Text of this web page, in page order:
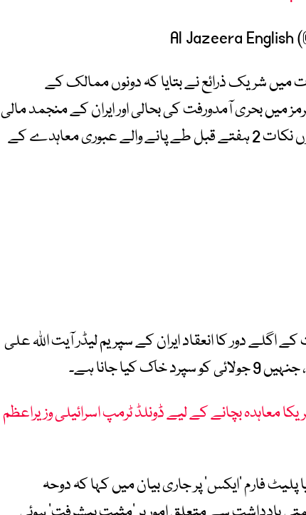
میں شریک ذرائع نے بتایا کہ دونوں ممالک کے
میں بحری آمدورفت کی بحالی اور ایران کے منجمد مالی
اثاثوں کی رہائی پر تبادلہ خیال کیا۔ یہ دونوں نکات 2 ہفتے قبل طے پانے والے عبوری معاہدے کے
اگلے دور کا انعقاد ایران کے سپریم لیڈر آیت اللہ علی
جانا ہے۔
معاہدہ بچانے کے لیے ڈونلڈ ٹرمپ اسرائیلی وزیراعظم
فارم ’ایکس‘ پر جاری بیان میں کہا کہ دوحہ